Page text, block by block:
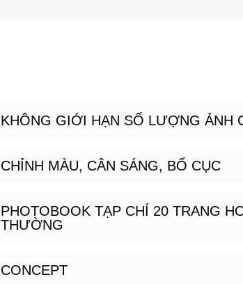
KHÔNG GIỚI HẠN SỐ LƯỢNG ẢNH
CHỈNH MÀU, CÂN SÁNG, BỐ CỤC
PHOTOBOOK TẠP CHÍ 20 TRANG
THƯỜNG
CONCEPT